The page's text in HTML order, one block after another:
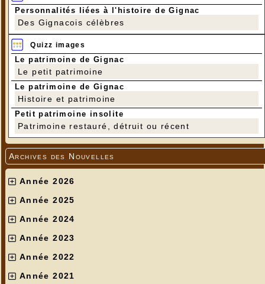
Personnalités liées à l'histoire de Gignac
Des Gignacois célèbres
Quizz images
Le patrimoine de Gignac
Le petit patrimoine
Le patrimoine de Gignac
Histoire et patrimoine
Petit patrimoine insolite
Patrimoine restauré, détruit ou récent
Archives des Nouvelles
Année 2026
Année 2025
Année 2024
Année 2023
Année 2022
Année 2021